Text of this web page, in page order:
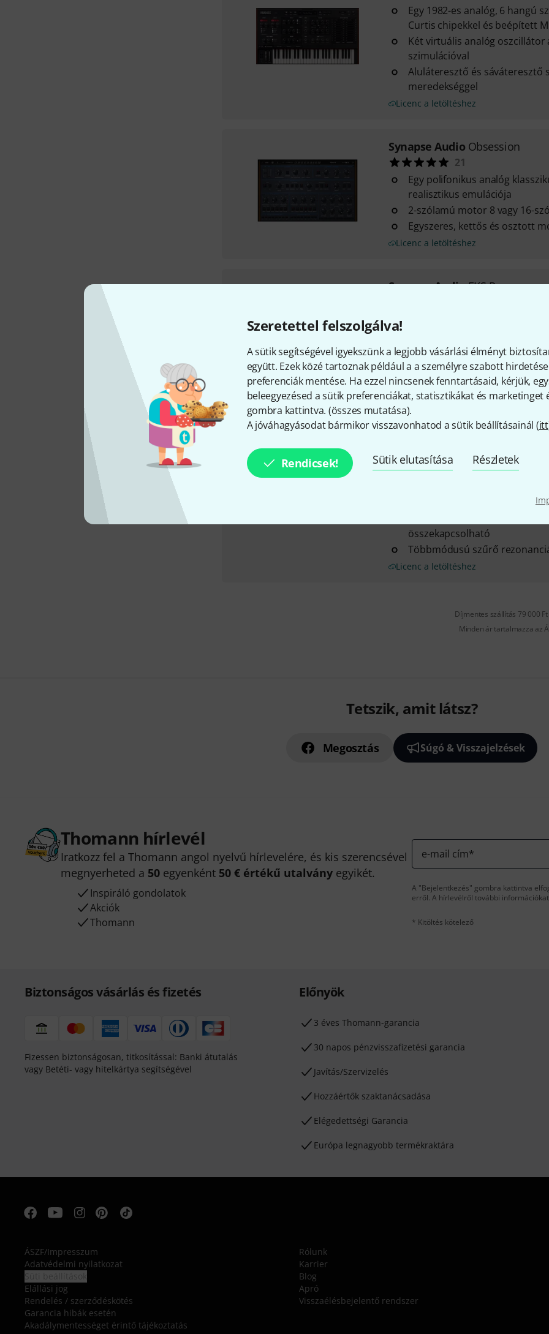
Szeretettel felszolgálva!
A sütik segítségével igyekszünk a legjobb vásárlási élményt
együtt. Ezek közé tartoznak például a a személyre szabott
preferenciák mentése. Ha ezzel nincsenek fenntartásaid, kérjük,
beleegyezésed a sütik preferenciákat, statisztikákat és marketinget
gombra kattintva. (összes mutatása).
A jóváhagyásodat bármikor visszavonhatod a sütik beállításainál (itt
Rendicsek! Sütik elutasítása Részletek
Egy 1982-es analóg, 6 hangú
Curtis chipekkel és beépített
Két virtuális analóg
szimulációval
Aluláteresztő és sáváteresztő
meredekséggel
Licenc a letöltéshez
Synapse Audio Obsession
21
Egy polifonikus analóg
realisztikus emulációja
2-szólamú motor 8 vagy 16-
Egyszeres, kettős és osztott
Licenc a letöltéshez
Synapse AudioEKS Pro
dobgépekből és modern
Burkológörbe a hangerő és a
valamint a hangmagasság
Licenc a letöltéshez
Rugalmas és tiszta szubtraktív
Három oszcillátor, melyek
összekapcsolható
Többmódusú szűrő
Licenc a letöltéshez
Díjmentes szállítás 79 000
Minden ár tartalmazza az
Tetszik, amit látsz?
Megosztás Súgó & Visszajelzések
Thomann hírlevél
Iratkozz fel a Thomann angol nyelvű hírlevelére, és kis szerencsével
megnyerheted a 50 egyenként 50 € értékű utalvány egyikét.
Inspiráló gondolatok
Akciók
Thomann
e-mail cím*
A "Bejelentkezés" gombra kattintva
erről. A hírlevélről további
* Kitöltés kötelező
Biztonságos vásárlás és fizetés
Fizessen biztonságosan, titkosítással: Banki átutalás
vagy Betéti- vagy hitelkártya segítségével
Előnyök
3 éves Thomann-garancia
30 napos pénzvisszafizetési garancia
Javítás/Szervizelés
Hozzáértők szaktanácsadása
Elégedettségi Garancia
Európa legnagyobb termékraktára
ÁSZF/Impresszum
Adatvédelmi nyilatkozat
Elállási jog
Rendelés / szerződéskötés
Garancia hibák esetén
Akadálymentességet érintő tájékoztatás
Rólunk
Karrier
Blog
Apró
Visszaélésbejelentő rendszer